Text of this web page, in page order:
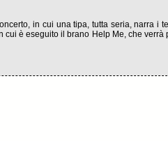
in cui una tipa, tutta seria, narra i
è eseguito il brano Help Me, che